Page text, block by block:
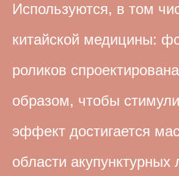
Используются, в том
китайской медицины:
роликов
образом, чтобы
эффект достигается
области акупунктурных